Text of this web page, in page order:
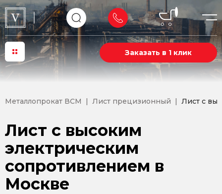
Заказать в 1 клик
Металлопрокат ВСМ Лист прецизионный Лист с
Лист с высоким
электрическим
сопротивлением в
Москве